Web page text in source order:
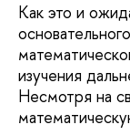
Как это и
изучения
Несмотря на